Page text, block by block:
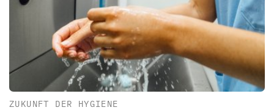
ZUKUNFT DER HYGIENE